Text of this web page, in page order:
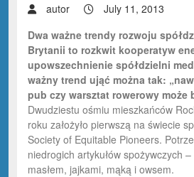
autor
July 11, 2013
Dwa ważne trendy rozwoju
Brytanii to rozkwit kooperatyw
upowszechnienie spółdzielni
ważny trend ująć można tak:
pub czy warsztat rowerowy może
Dwudziestu ośmiu mieszkańców
roku założyło pierwszą na świecie
Society of Equitable Pioneers.
niedrogich artykułów spożywczych
masłem, jajkami, mąką i owsem.